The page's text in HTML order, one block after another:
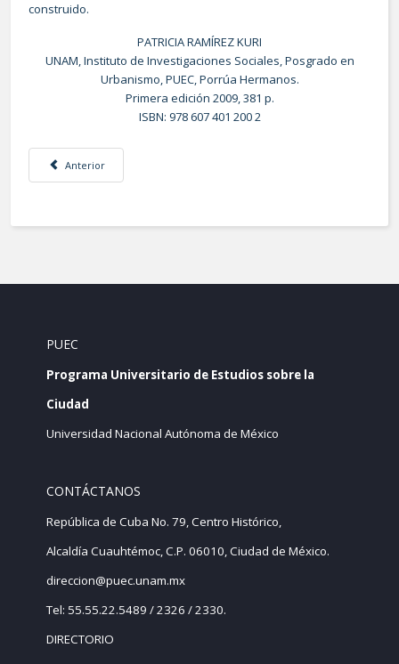
construido.
PATRICIA RAMÍREZ KURI
UNAM, Instituto de Investigaciones Sociales, Posgrado en
Urbanismo, PUEC, Porrúa Hermanos.
Primera edición 2009, 381 p.
ISBN: 978 607 401 200 2
Artículo anterior: Derecho urbanístico
Anterior
PUEC
Programa Universitario de Estudios sobre la
Ciudad
Universidad Nacional Autónoma de México
CONTÁCTANOS
República de Cuba No. 79, Centro Histórico,
Alcaldía Cuauhtémoc, C.P. 06010, Ciudad de México.
direccion@puec.unam.mx
Tel: 55.55.22.5489 / 2326 / 2330.
DIRECTORIO